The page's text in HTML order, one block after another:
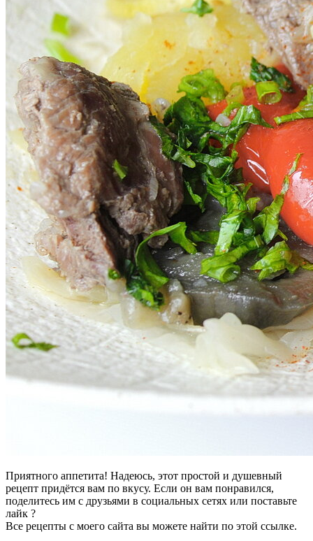
Приятного аппетита! Надеюсь, этот простой и душевный
рецепт придётся вам по вкусу. Если он вам понравился,
поделитесь им с друзьями в социальных сетях или поставьте
лайк ?
Все рецепты с моего сайта вы можете найти по этой ссылке.